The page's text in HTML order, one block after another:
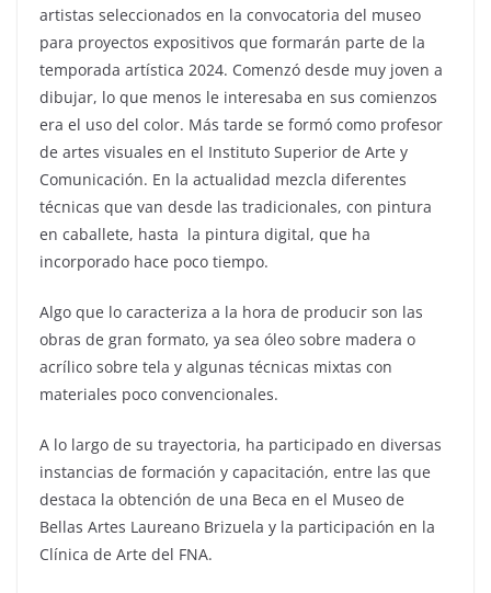
artistas seleccionados en la convocatoria del museo
para proyectos expositivos que formarán parte de la
temporada artística 2024. Comenzó desde muy joven a
dibujar, lo que menos le interesaba en sus comienzos
era el uso del color. Más tarde se formó como profesor
de artes visuales en el Instituto Superior de Arte y
Comunicación. En la actualidad mezcla diferentes
técnicas que van desde las tradicionales, con pintura
en caballete, hasta la pintura digital, que ha
incorporado hace poco tiempo.
Algo que lo caracteriza a la hora de producir son las
obras de gran formato, ya sea óleo sobre madera o
acrílico sobre tela y algunas técnicas mixtas con
materiales poco convencionales.
A lo largo de su trayectoria, ha participado en diversas
instancias de formación y capacitación, entre las que
destaca la obtención de una Beca en el Museo de
Bellas Artes Laureano Brizuela y la participación en la
Clínica de Arte del FNA.